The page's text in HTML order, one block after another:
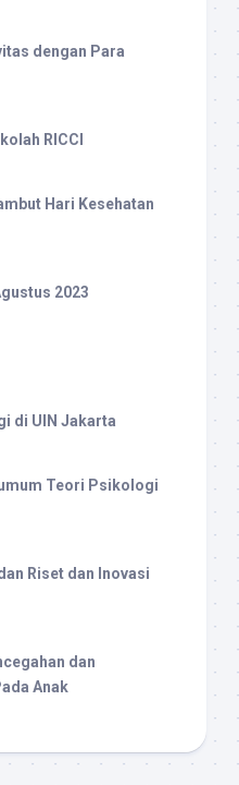
dengan Para
RICCI
Hari Kesehatan
2023
di UIN Jakarta
Teori Psikologi
Riset dan Inovasi
dan
Anak